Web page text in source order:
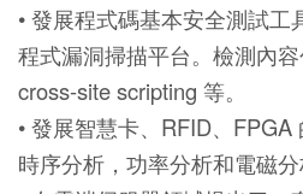
• 發展程式碼基本安全測試工
程式漏洞掃描平台。檢測內
cross-site scripting 等。
• 發展智慧卡、RFID、
時序分析，功率分析和電磁分